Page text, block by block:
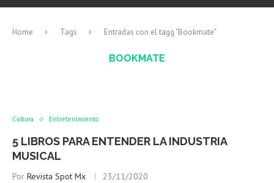
Home Tags Entradas con el tagg "Bookmate"
BOOKMATE
Cultura Entretenimiento
5 LIBROS PARA ENTENDER LA INDUSTRIA
MUSICAL
Por Revista Spot Mx 23/11/2020